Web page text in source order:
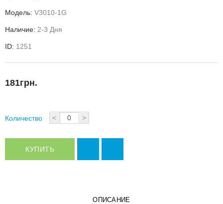
Модель: V3010-1G
Наличие: 2-3 Дня
ID: 1251
181грн.
Количество < >
КУПИТЬ
ОПИСАНИЕ